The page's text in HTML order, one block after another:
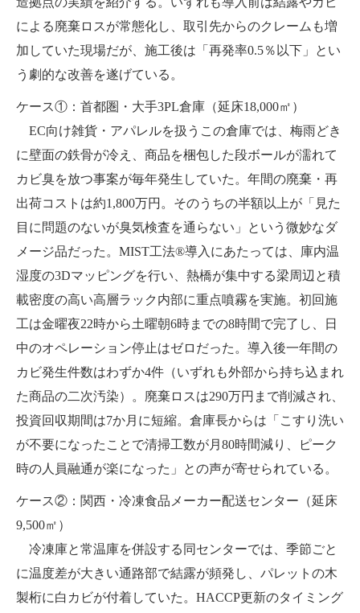
による廃棄ロスが常態化し、取引先からのクレームも増
加していた現場だが、施工後は「再発率0.5％以下」とい
う劇的な改善を遂げている。
ケース①：首都圏・大手3PL倉庫（延床18,000㎡）
EC向け雑貨・アパレルを扱うこの倉庫では、梅雨どき
に壁面の鉄骨が冷え、商品を梱包した段ボールが濡れて
カビ臭を放つ事案が毎年発生していた。年間の廃棄・再
出荷コストは約1,800万円。そのうちの半額以上が「見た
目に問題のないが臭気検査を通らない」という微妙なダ
メージ品だった。MIST工法®導入にあたっては、庫内温
湿度の3Dマッピングを行い、熱橋が集中する梁周辺と積
載密度の高い高層ラック内部に重点噴霧を実施。初回施
工は金曜夜22時から土曜朝6時までの8時間で完了し、日
中のオペレーション停止はゼロだった。導入後一年間の
カビ発生件数はわずか4件（いずれも外部から持ち込まれ
た商品の二次汚染）。廃棄ロスは290万円まで削減され、
投資回収期間は7か月に短縮。倉庫長からは「こすり洗い
が不要になったことで清掃工数が月80時間減り、ピーク
時の人員融通が楽になった」との声が寄せられている。
ケース②：関西・冷凍食品メーカー配送センター（延床
9,500㎡）
冷凍庫と常温庫を併設する同センターでは、季節ごと
に温度差が大きい通路部で結露が頻発し、パレットの木
製桁に白カビが付着していた。HACCP更新のタイミング